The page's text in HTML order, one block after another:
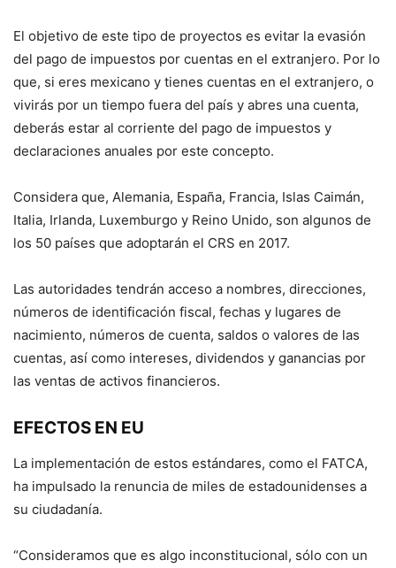
El objetivo de este tipo de proyectos es evitar la evasión
del pago de impuestos por cuentas en el extranjero. Por lo
que, si eres mexicano y tienes cuentas en el extranjero, o
vivirás por un tiempo fuera del país y abres una cuenta,
deberás estar al corriente del pago de impuestos y
declaraciones anuales por este concepto.
Considera que, Alemania, España, Francia, Islas Caimán,
Italia, Irlanda, Luxemburgo y Reino Unido, son algunos de
los 50 países que adoptarán el CRS en 2017.
Las autoridades tendrán acceso a nombres, direcciones,
números de identificación fiscal, fechas y lugares de
nacimiento, números de cuenta, saldos o valores de las
cuentas, así como intereses, dividendos y ganancias por
las ventas de activos financieros.
EFECTOS EN EU
La implementación de estos estándares, como el FATCA,
ha impulsado la renuncia de miles de estadounidenses a
su ciudadanía.
“Consideramos que es algo inconstitucional, sólo con un